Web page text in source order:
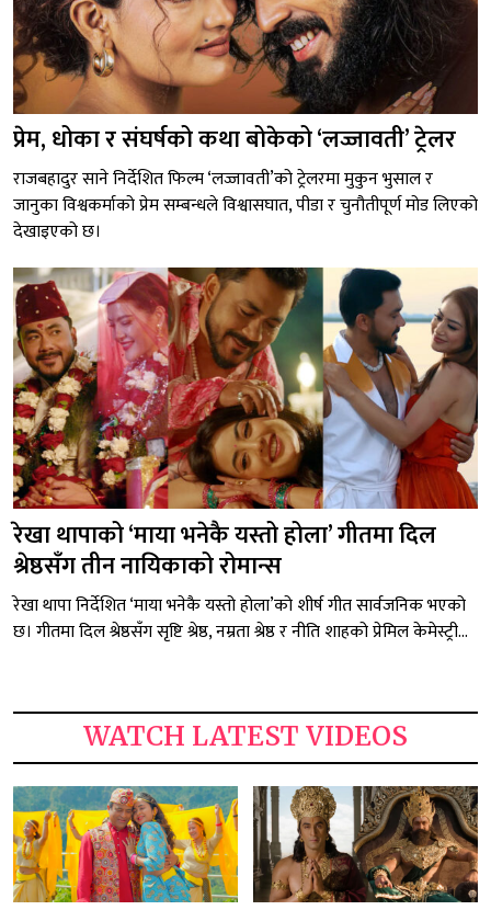
प्रेम, धोका र संघर्षको कथा बोकेको ‘लज्जावती’ ट्रेलर
राजबहादुर साने निर्देशित फिल्म ‘लज्जावती’को ट्रेलरमा मुकुन भुसाल र
जानुका विश्वकर्माको प्रेम सम्बन्धले विश्वासघात, पीडा र चुनौतीपूर्ण मोड लिएको
देखाइएको छ।
रेखा थापाको ‘माया भनेकै यस्तो होला’ गीतमा दिल
श्रेष्ठसँग तीन नायिकाको रोमान्स
रेखा थापा निर्देशित ‘माया भनेकै यस्तो होला’को शीर्ष गीत सार्वजनिक भएको
छ। गीतमा दिल श्रेष्ठसँग सृष्टि श्रेष्ठ, नम्रता श्रेष्ठ र नीति शाहको प्रेमिल केमेस्ट्री...
WATCH LATEST VIDEOS